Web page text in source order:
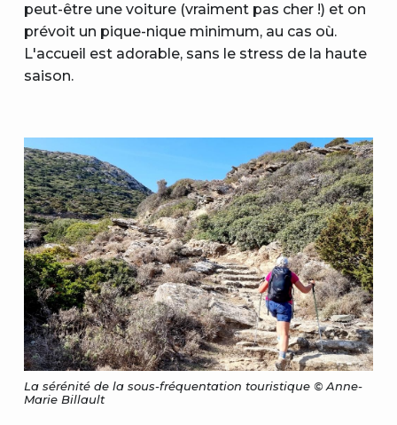
peut-être une voiture (vraiment pas cher !) et on
prévoit un pique-nique minimum, au cas où.
L'accueil est adorable, sans le stress de la haute
saison.
La sérénité de la sous-fréquentation touristique © Anne-
Marie Billault